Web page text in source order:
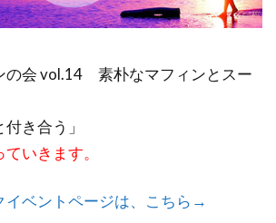
の会 vol.14 素朴なマフィンとスー
き合う」
いきます。
イベントページは、こちら→